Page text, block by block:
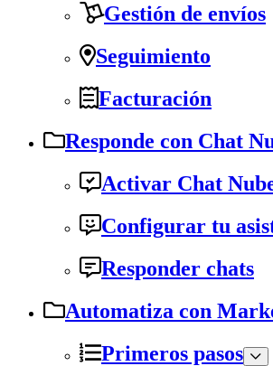
Gestión de envíos
Seguimiento
Facturación
Responde con Chat
Activar Chat
Configurar tu
Responder chats
Automatiza con
Primeros pasos